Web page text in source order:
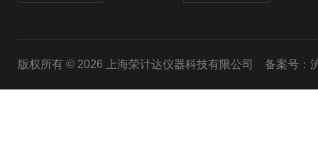
版权所有 © 2026 上海荣计达仪器科技有限公司 备案号：